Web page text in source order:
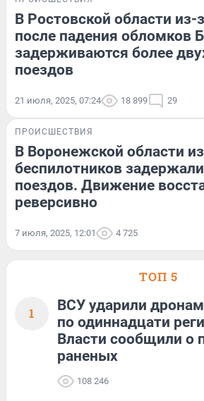
В Ростовской области из-
после падения обломков
задерживаются более
поездов
21 июля, 2025, 07:24 18 899 29
ПРОИСШЕСТВИЯ
В Воронежской области
беспилотников
поездов. Движение
реверсивно
7 июля, 2025, 12:01 4 725
ТОП 5
1
ВСУ ударили
по одиннадцати
Власти сообщили о
раненых
108 246